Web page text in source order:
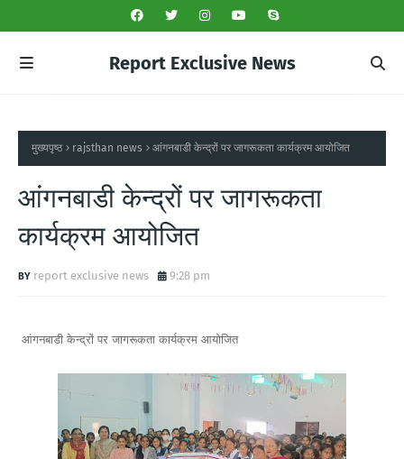
Report Exclusive News
मुख्यपृष्ठ rajsthan news आंगनबाडी केन्द्रों पर जागरूकता कार्यक्रम आयोजित
आंगनबाडी केन्द्रों पर जागरूकता
कार्यक्रम आयोजित
report exclusive news 9:28 pm
आंगनबाडी केन्द्रों पर जागरूकता कार्यक्रम आयोजित